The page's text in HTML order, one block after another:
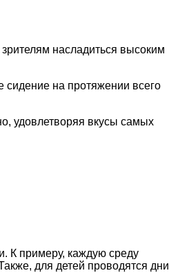
насладиться высоким
на протяжении всего
удовлетворяя вкусы самых
К примеру, каждую среду
для детей проводятся дни